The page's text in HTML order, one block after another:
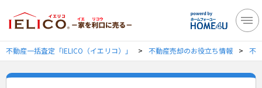
不動産一括査定「IELICO（イエリコ）」 不動産売却のお役立ち情報 不